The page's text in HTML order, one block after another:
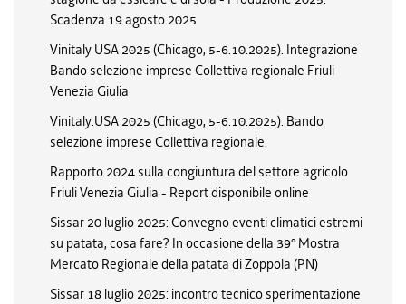
Scadenza 19 agosto 2025
Vinitaly USA 2025 (Chicago, 5-6.10.2025). Integrazione
Bando selezione imprese Collettiva regionale Friuli
Venezia Giulia
Vinitaly.USA 2025 (Chicago, 5-6.10.2025). Bando
selezione imprese Collettiva regionale.
Rapporto 2024 sulla congiuntura del settore agricolo
Friuli Venezia Giulia - Report disponibile online
Sissar 20 luglio 2025: Convegno eventi climatici estremi
su patata, cosa fare? In occasione della 39° Mostra
Mercato Regionale della patata di Zoppola (PN)
Sissar 18 luglio 2025: incontro tecnico sperimentazione